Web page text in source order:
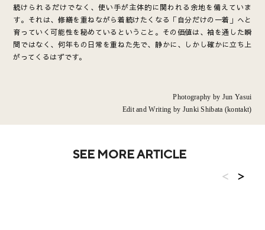
続けられるだけでなく、使い手が主体的に関われる余地を備えていま
す。それは、修繕を重ねながら着続けたくなる「自分だけの一着」へと
育っていく可能性を秘めているということ。その価値は、袖を通した瞬
間ではなく、何年もの日常を重ねた先で、静かに、しかし確かに立ち上
がってくるはずです。
Photography by Jun Yasui
Edit and Writing by Junki Shibata (kontakt)
SEE MORE ARTICLE
< >